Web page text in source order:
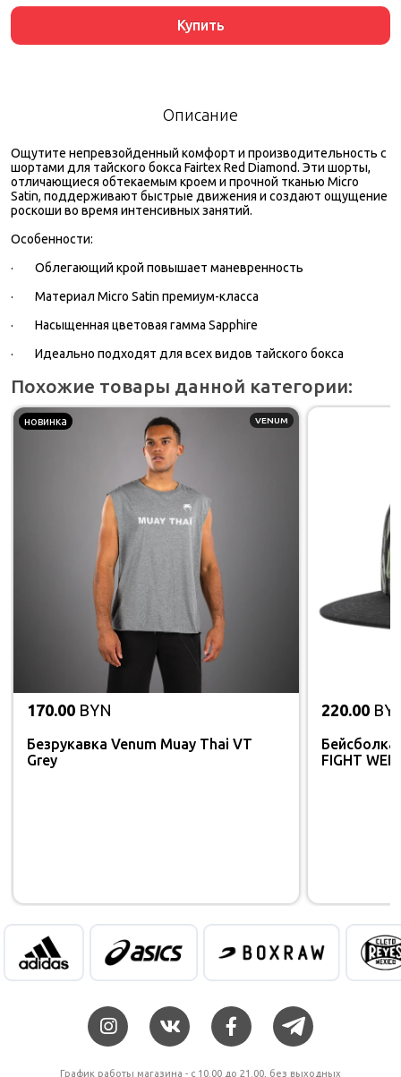
Купить
Описание
Ощутите непревзойденный комфорт и производительность с
шортами для тайского бокса FairtexRed Diamond. Эти шорты,
отличающиеся обтекаемым кроем и прочной тканью Micro
Satin, поддерживают быстрые движения и создают ощущение
роскоши во время интенсивных занятий.
Особенности:
· Облегающий крой повышает маневренность
· Материал Micro Satin премиум-класса
· Насыщенная цветовая гамма Sapphire
· Идеально подходят для всех видов тайского бокса
Похожие товары данной категории:
VENUM
новинка
170.00 BYN
Безрукавка Venum Muay Thai VT
Grey
220.00
Бейсболка
FIGHT
График работы магазина - c 10.00 до 21.00, без выходных